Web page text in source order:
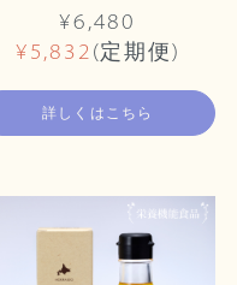
¥6,480
¥5,832(定期便)
詳しくはこちら